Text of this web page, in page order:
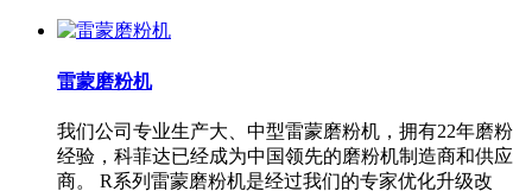
雷蒙磨粉机
我们公司专业生产大、中型雷蒙磨粉机，拥有22年磨粉
经验，科菲达已经成为中国领先的磨粉机制造商和供应
商。 R系列雷蒙磨粉机是经过我们的专家优化升级改